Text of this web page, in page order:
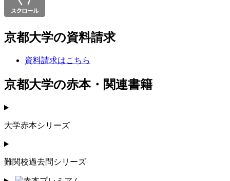
京都大学の資料請求
資料請求はこちら
京都大学の赤本・関連書籍
大学赤本シリーズ
難関校過去問シリーズ